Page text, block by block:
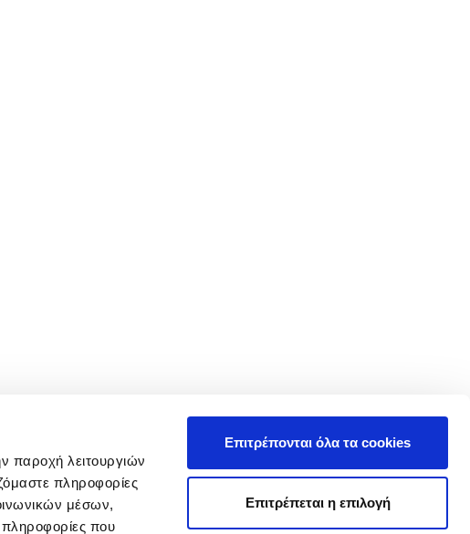
παροχή λειτουργιών
πληροφορίες
μέσων,
πληροφορίες που
Επιτρέπονται όλα τα cookies
Επιτρέπεται η επιλογή